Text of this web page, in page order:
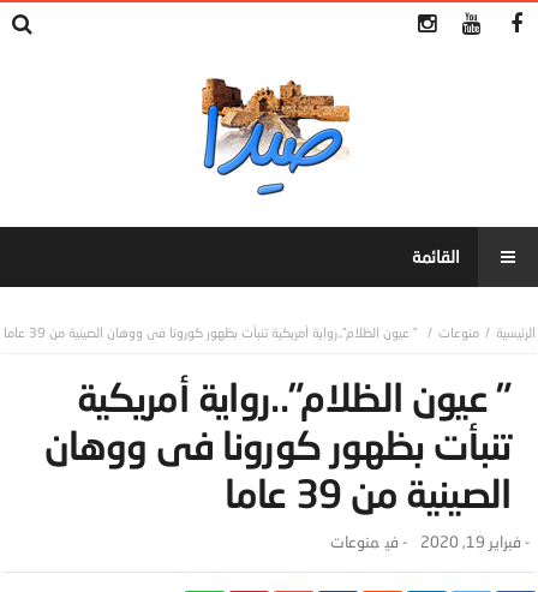
منوعات ” عيون الظلام”..رواية أمريكية تنبأت بظهور كورونا فى ووهان الصينية من 39 عاما
” عيون الظلام”..رواية أمريكية
تنبأت بظهور كورونا فى ووهان
الصينية من 39 عاما
- فبراير 19, 2020 - ‎في منوعات